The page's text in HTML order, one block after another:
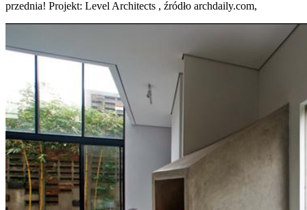
przednia! Projekt: Level Architects , źródło archdaily.com,